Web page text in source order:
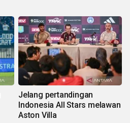
Jelang pertandingan
Indonesia All Stars melawan
Aston Villa